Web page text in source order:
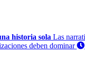
historia sola Las
deben dominar